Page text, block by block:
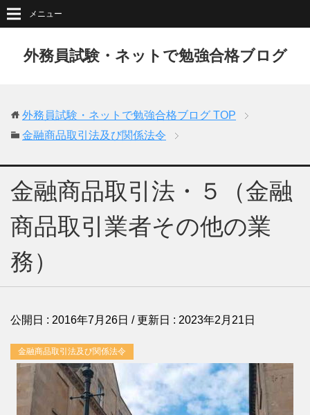
外務員試験・ネットで勉強合格ブログ
メニュー
外務員試験・ネットで勉強合格ブログ TOP
金融商品取引法及び関係法令
金融商品取引法・５（金融
商品取引業者その他の業
務）
公開日 : 2016年7月26日 / 更新日 : 2023年2月21日
金融商品取引法及び関係法令